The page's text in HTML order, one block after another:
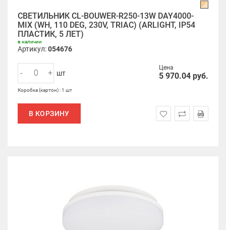
СВЕТИЛЬНИК CL-BOUWER-R250-13W DAY4000-
MIX (WH, 110 DEG, 230V, TRIAC) (ARLIGHT, IP54
ПЛАСТИК, 5 ЛЕТ)
в наличии
Артикул:054676
Цена
5 970.04 руб.
- + шт
Коробка (картон) : 1 шт
В КОРЗИНУ